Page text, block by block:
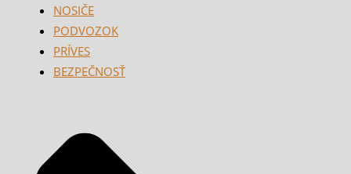
NOSIČE
PODVOZOK
PRÍVES
BEZPEČNOSŤ